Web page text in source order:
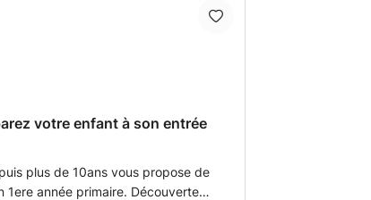
enfant à son entrée
plus de 10ans vous propose de
année primaire. Découverte